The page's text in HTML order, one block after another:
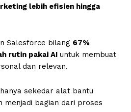
lebih efisien hingga
Salesforce bilang 67%
rutin pakai AI untuk membuat
dan relevan.
sekedar alat bantu
bagian dari proses